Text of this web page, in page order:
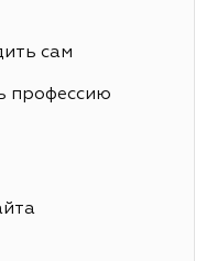
сам
профессию